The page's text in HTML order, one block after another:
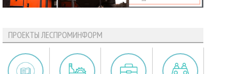
ПРОЕКТЫ ЛЕСПРОМИНФОРМ